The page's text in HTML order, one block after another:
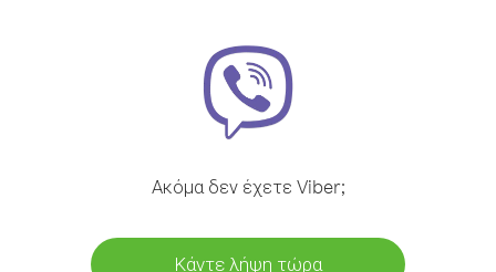
Ακόμα δεν έχετε Viber;
Κάντε λήψη τώρα